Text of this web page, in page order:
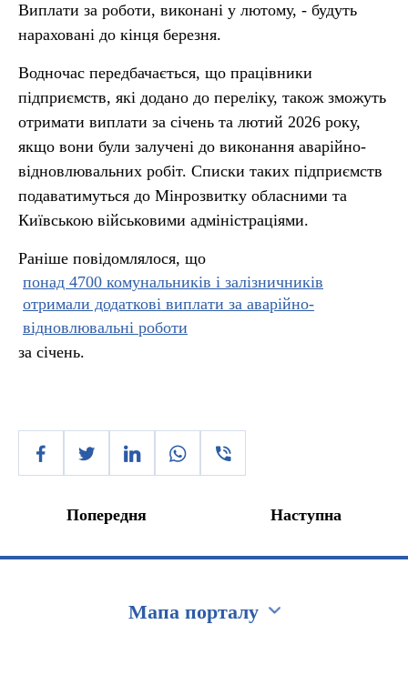
Виплати за роботи, виконані у лютому, - будуть
нараховані до кінця березня.
Водночас передбачається, що працівники
підприємств, які додано до переліку, також зможуть
отримати виплати за січень та лютий 2026 року,
якщо вони були залучені до виконання аварійно-
відновлювальних робіт. Списки таких підприємств
подаватимуться до Мінрозвитку обласними та
Київською військовими адміністраціями.
Раніше повідомлялося, що
понад 4700 комунальників і залізничників
отримали додаткові виплати за аварійно-
відновлювальні роботи
за січень.
Попередня Наступна
Мапа порталу